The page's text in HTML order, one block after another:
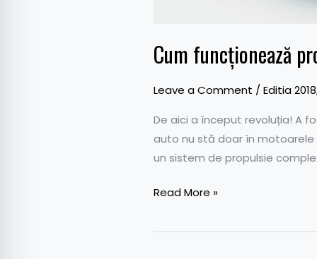
Cum funcționează
Leave a Comment / Editia 2018
De aici a început revoluția! A
auto nu stă doar în motoarele
un sistem de propulsie
Read More »